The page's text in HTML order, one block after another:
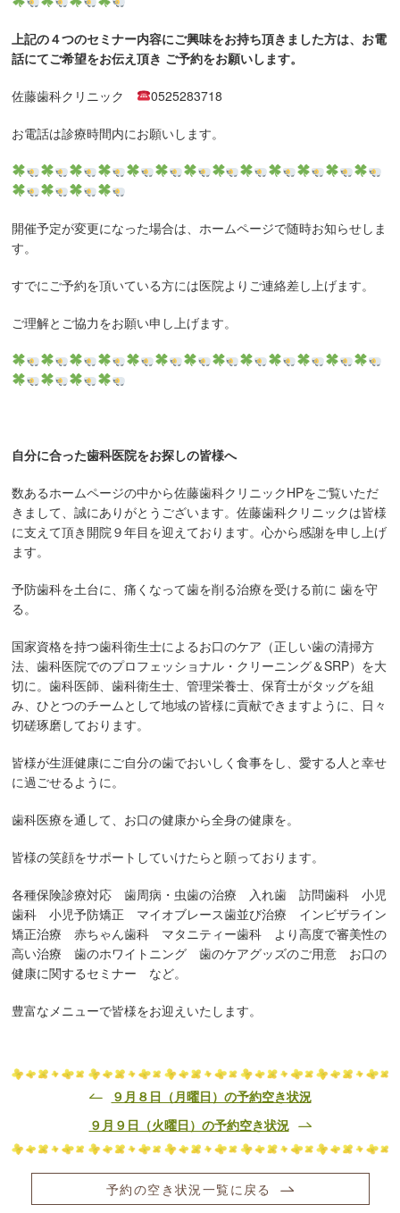
上記の４つのセミナー内容にご興味をお持ち頂きました方は、お電
話にてご希望をお伝え頂き ご予約をお願いします。
佐藤歯科クリニック 0525283718
お電話は診療時間内にお願いします。
開催予定が変更になった場合は、ホームページで随時お知らせしま
す。
すでにご予約を頂いている方には医院よりご連絡差し上げます。
ご理解とご協力をお願い申し上げます。
自分に合った歯科医院をお探しの皆様へ
数あるホームページの中から佐藤歯科クリニックHPをご覧いただ
きまして、誠にありがとうございます。佐藤歯科クリニックは皆様
に支えて頂き開院９年目を迎えております。心から感謝を申し上げ
ます。
予防歯科を土台に、痛くなって歯を削る治療を受ける前に 歯を守
る。
国家資格を持つ歯科衛生士によるお口のケア（正しい歯の清掃方
法、歯科医院でのプロフェッショナル・クリーニング＆SRP）を大
切に。歯科医師、歯科衛生士、管理栄養士、保育士がタッグを組
み、ひとつのチームとして地域の皆様に貢献できますように、日々
切磋琢磨しております。
皆様が生涯健康にご自分の歯でおいしく食事をし、愛する人と幸せ
に過ごせるように。
歯科医療を通して、お口の健康から全身の健康を。
皆様の笑顔をサポートしていけたらと願っております。
各種保険診療対応 歯周病・虫歯の治療 入れ歯 訪問歯科 小児
歯科 小児予防矯正 マイオブレース歯並び治療 インビザライン
矯正治療 赤ちゃん歯科 マタニティー歯科 より高度で審美性の
高い治療 歯のホワイトニング 歯のケアグッズのご用意 お口の
健康に関するセミナー など。
豊富なメニューで皆様をお迎えいたします。
９月８日（月曜日）の予約空き状況
９月９日（火曜日）の予約空き状況
予約の空き状況一覧に戻る